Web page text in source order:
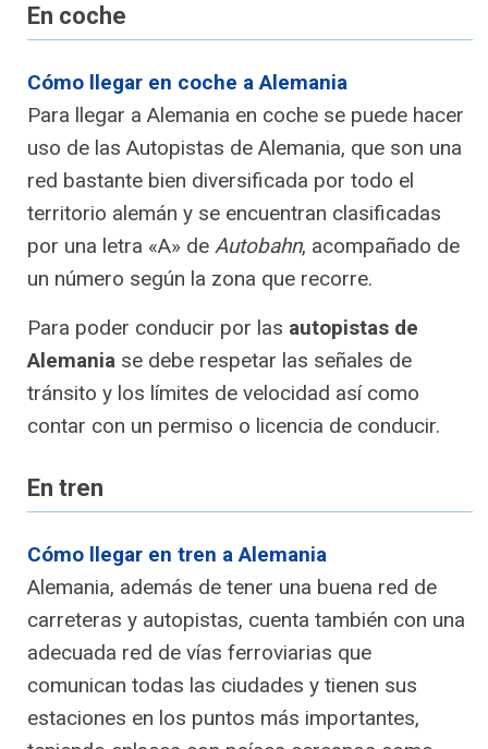
En coche
Cómo llegar en coche a Alemania
Para llegar a Alemania en coche se puede hacer
uso de las Autopistas de Alemania, que son una
red bastante bien diversificada por todo el
territorio alemán y se encuentran clasificadas
por una letra «A» de Autobahn, acompañado de
un número según la zona que recorre.
Para poder conducir por las autopistas de
Alemania se debe respetar las señales de
tránsito y los límites de velocidad así como
contar con un permiso o licencia de conducir.
En tren
Cómo llegar en tren a Alemania
Alemania, además de tener una buena red de
carreteras y autopistas, cuenta también con una
adecuada red de vías ferroviarias que
comunican todas las ciudades y tienen sus
estaciones en los puntos más importantes,